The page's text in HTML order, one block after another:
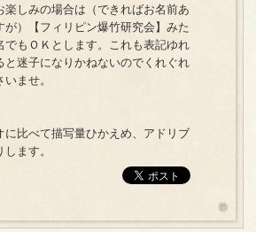
しみの場合は（できればお名前あ
が）【フィリピン爆竹研究会】みた
でもＯＫとします。これも表記ゆれ
と迷子になりかねないのでくれぐれ
ませ。
比べて描写量ひかえめ、アドリブ
ます。